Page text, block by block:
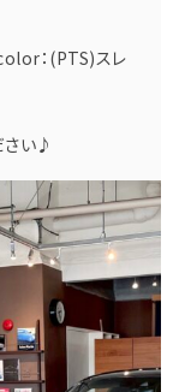
：(PTS)スレ
さい♪